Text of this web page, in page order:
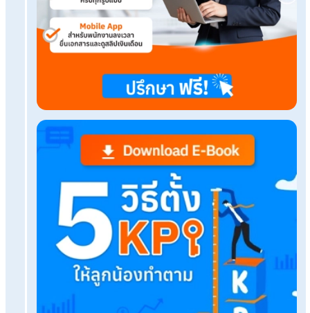
บริหารงานกะกลางคืนเป็นเรื่องง่าย ให้บริษัทรับทำเงิ
ดูแล
ปวดหัวกับการคิดประกันสังคม? ให้ Outsourced
จัดการแทน